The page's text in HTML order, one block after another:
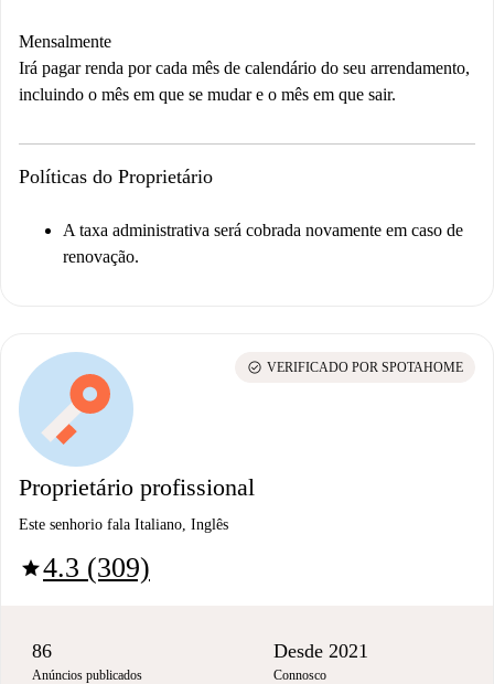
Mensalmente
Irá pagar renda por cada mês de calendário do seu arrendamento,
incluindo o mês em que se mudar e o mês em que sair.
Políticas do Proprietário
A taxa administrativa será cobrada novamente em caso de
renovação.
Proprietário profissional
Este senhorio fala Italiano, Inglês
star4.3 (309)
check_circle VERIFICADO POR SPOTAHOME
86
Anúncios publicados
Desde 2021
Connosco